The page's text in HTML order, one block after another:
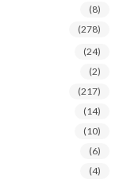
(8)
(278)
(24)
(2)
(217)
(14)
(10)
(6)
(4)